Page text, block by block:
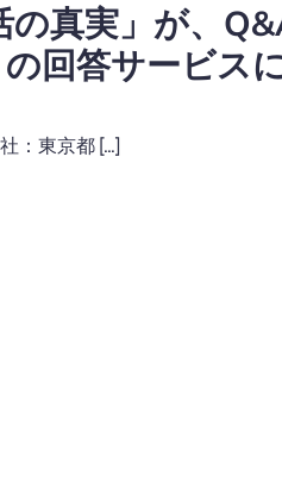
の真実」が、
回答サービス
：東京都 […]